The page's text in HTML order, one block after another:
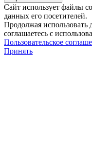
Сайт использует файлы
данных его посетителей.
Продолжая использовать
соглашаетесь с
Пользовательское
Принять